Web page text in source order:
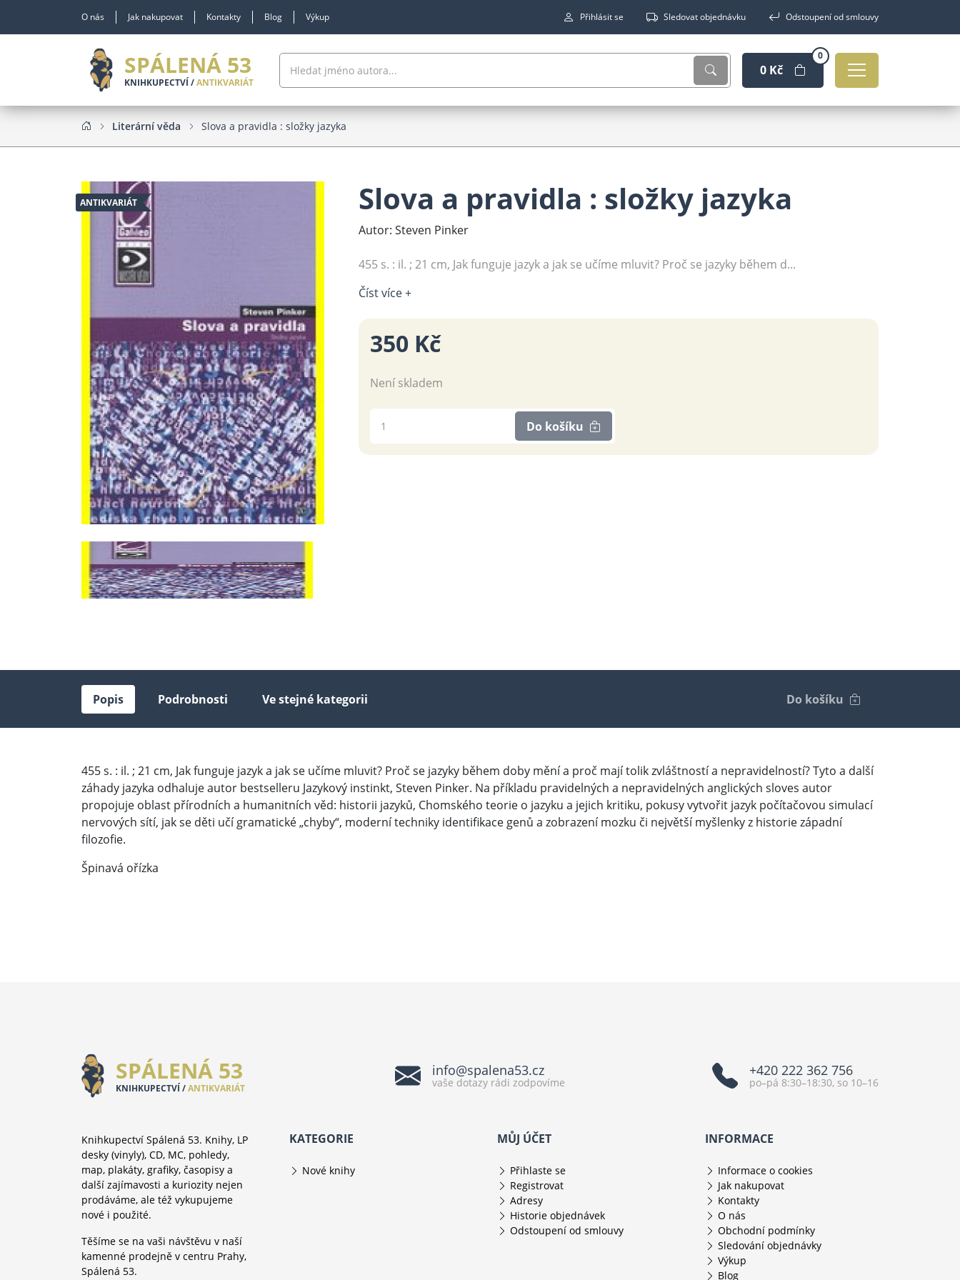
O nás Jak nakupovat Kontakty Blog Výkup Přihlásit se Sledovat objednávku Odstoupení od smlouvy
SPÁLENÁ 53
KNIHKUPECTVÍ /ANTIKVARIÁT
0 Kč
0
Literární věda Slova a pravidla : složky jazyka
ANTIKVARIÁT Slova a pravidla : složky jazyka
Autor: Steven Pinker
455 s. : il. ; 21 cm, Jak funguje jazyk a jak se učíme mluvit? Proč se jazyky během d...
Číst více +
350 Kč
Není skladem
Do košíku
Popis Podrobnosti Ve stejné kategorii Do košíku
455 s. : il. ; 21 cm, Jak funguje jazyk a jak se učíme mluvit? Proč se jazyky během doby mění a proč mají tolik zvláštností a nepravidelností? Tyto a další
záhady jazyka odhaluje autor bestselleru Jazykový instinkt, Steven Pinker. Na příkladu pravidelných a nepravidelných anglických sloves autor
propojuje oblast přírodních a humanitních věd: historii jazyků, Chomského teorie o jazyku a jejich kritiku, pokusy vytvořit jazyk počítačovou simulací
nervových sítí, jak se děti učí gramatické „chyby“, moderní techniky identifikace genů a zobrazení mozku či největší myšlenky z historie západní
filozofie.
Špinavá ořízka
SPÁLENÁ 53
KNIHKUPECTVÍ /ANTIKVARIÁT
info@spalena53.cz
vaše dotazy rádi zodpovíme
+420 222 362 756
po–pá 8:30–18:30, so 10–16
Knihkupectví Spálená 53. Knihy, LP
desky (vinyly), CD, MC, pohledy,
map, plakáty, grafiky, časopisy a
další zajímavosti a kuriozity nejen
prodáváme, ale též vykupujeme
nové i použité.
Těšíme se na vaši návštěvu v naší
kamenné prodejně v centru Prahy,
Spálená 53.
KATEGORIE
Nové knihy
MŮJ ÚČET
Přihlaste se
Registrovat
Adresy
Historie objednávek
Odstoupení od smlouvy
INFORMACE
Informace o cookies
Jak nakupovat
Kontakty
O nás
Obchodní podmínky
Sledování objednávky
Výkup
Blog